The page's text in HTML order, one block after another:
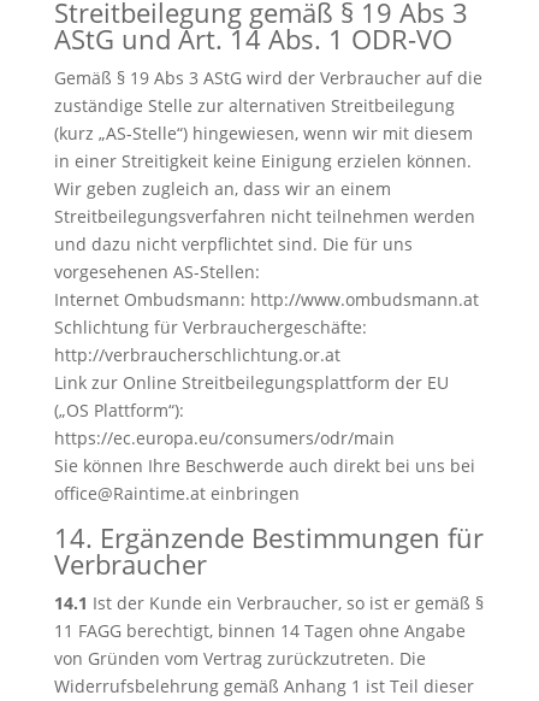
Streitbeilegung gemäß § 19 Abs 3
AStG und Art. 14 Abs. 1 ODR-VO
Gemäß § 19 Abs 3 AStG wird der Verbraucher auf die
zuständige Stelle zur alternativen Streitbeilegung
(kurz „AS-Stelle“) hingewiesen, wenn wir mit diesem
in einer Streitigkeit keine Einigung erzielen können.
Wir geben zugleich an, dass wir an einem
Streitbeilegungsverfahren nicht teilnehmen werden
und dazu nicht verpflichtet sind. Die für uns
vorgesehenen AS-Stellen:
Internet Ombudsmann: http://www.ombudsmann.at
Schlichtung für Verbrauchergeschäfte:
http://verbraucherschlichtung.or.at
Link zur Online Streitbeilegungsplattform der EU
(„OS Plattform“):
https://ec.europa.eu/consumers/odr/main
Sie können Ihre Beschwerde auch direkt bei uns bei
office@Raintime.at einbringen
14. Ergänzende Bestimmungen für
Verbraucher
14.1 Ist der Kunde ein Verbraucher, so ist er gemäß §
11 FAGG berechtigt, binnen 14 Tagen ohne Angabe
von Gründen vom Vertrag zurückzutreten. Die
Widerrufsbelehrung gemäß Anhang 1 ist Teil dieser